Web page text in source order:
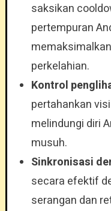
saksikan
pertempuran
perkelahian.
Kontrol
pertahankan
melindungi diri
musuh.
Sinkronisasi
secara efektif
serangan dan